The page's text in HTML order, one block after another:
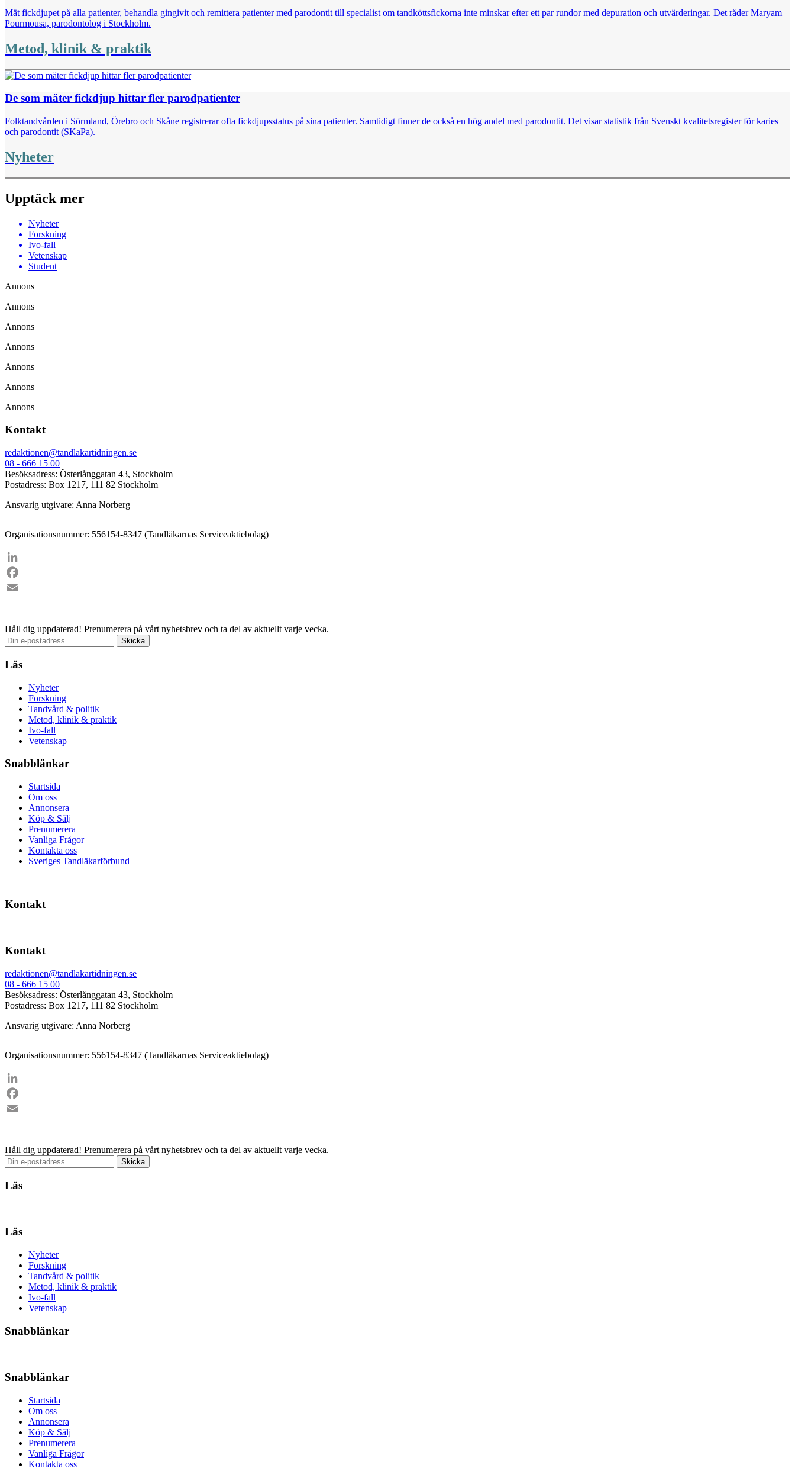
Mät fickdjupet på alla patienter, behandla gingivit och remittera patienter med parodontit till specialist om tandköttsfickorna inte minskar efter ett par rundor med depuration och utvärderingar. Det råder Maryam
Pourmousa, parodontolog i Stockholm.
Metod, klinik & praktik
De som mäter fickdjup hittar fler parodpatienter
Folktandvården i Sörmland, Örebro och Skåne registrerar ofta fickdjupsstatus på sina patienter. Samtidigt finner de också en hög andel med parodontit. Det visar statistik från Svenskt kvalitetsregister för karies
och parodontit (SKaPa).
Nyheter
Upptäck mer
Nyheter
Forskning
Ivo-fall
Vetenskap
Student
Annons
Annons
Annons
Annons
Annons
Annons
Annons
Kontakt
redaktionen@tandlakartidningen.se
08 - 666 15 00
Besöksadress: Österlånggatan 43, Stockholm
Postadress: Box 1217, 111 82 Stockholm
Ansvarig utgivare: Anna Norberg
Organisationsnummer: 556154-8347 (Tandläkarnas Serviceaktiebolag)
LinkedIn
Facebook
Håll dig uppdaterad! Prenumerera på vårt nyhetsbrev och ta del av aktuellt varje vecka.
Läs
Nyheter
Forskning
Tandvård & politik
Metod, klinik & praktik
Ivo-fall
Vetenskap
Snabblänkar
Startsida
Om oss
Annonsera
Köp & Sälj
Prenumerera
Vanliga Frågor
Kontakta oss
Sveriges Tandläkarförbund
Kontakt
Kontakt
redaktionen@tandlakartidningen.se
08 - 666 15 00
Besöksadress: Österlånggatan 43, Stockholm
Postadress: Box 1217, 111 82 Stockholm
Ansvarig utgivare: Anna Norberg
Organisationsnummer: 556154-8347 (Tandläkarnas Serviceaktiebolag)
LinkedIn
Facebook
Håll dig uppdaterad! Prenumerera på vårt nyhetsbrev och ta del av aktuellt varje vecka.
Läs
Läs
Nyheter
Forskning
Tandvård & politik
Metod, klinik & praktik
Ivo-fall
Vetenskap
Snabblänkar
Snabblänkar
Startsida
Om oss
Annonsera
Köp & Sälj
Prenumerera
Vanliga Frågor
Kontakta oss